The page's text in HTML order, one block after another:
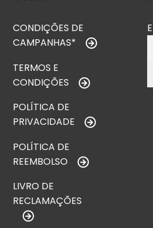
CONDIÇÕES DE
CAMPANHAS*
TERMOS E
CONDIÇÕES
POLÍTICA DE
PRIVACIDADE
POLÍTICA DE
REEMBOLSO
LIVRO DE
RECLAMAÇÕES